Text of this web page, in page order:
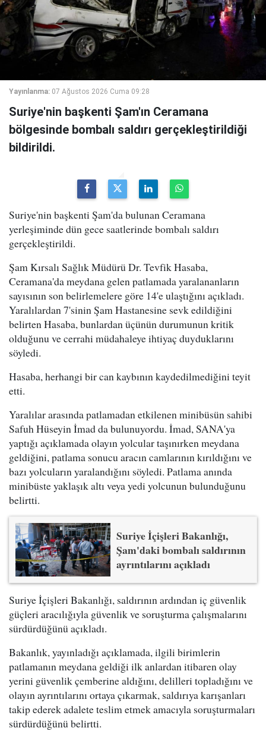
Yayınlanma: 07 Ağustos 2026 Cuma 09:28
Suriye'nin başkenti Şam'ın Ceramana
bölgesinde bombalı saldırı gerçekleştirildiği
bildirildi.
Suriye'nin başkenti Şam'da bulunan Ceramana
yerleşiminde dün gece saatlerinde bombalı saldırı
gerçekleştirildi.
Şam Kırsalı Sağlık Müdürü Dr. Tevfik Hasaba,
Ceramana'da meydana gelen patlamada yaralananların
sayısının son belirlemelere göre 14'e ulaştığını açıkladı.
Yaralılardan 7'sinin Şam Hastanesine sevk edildiğini
belirten Hasaba, bunlardan üçünün durumunun kritik
olduğunu ve cerrahi müdahaleye ihtiyaç duyduklarını
söyledi.
Hasaba, herhangi bir can kaybının kaydedilmediğini teyit
etti.
Yaralılar arasında patlamadan etkilenen minibüsün sahibi
Safuh Hüseyin İmad da bulunuyordu. İmad, SANA'ya
yaptığı açıklamada olayın yolcular taşınırken meydana
geldiğini, patlama sonucu aracın camlarının kırıldığını ve
bazı yolcuların yaralandığını söyledi. Patlama anında
minibüste yaklaşık altı veya yedi yolcunun bulunduğunu
belirtti.
Suriye İçişleri Bakanlığı,
Şam'daki bombalı saldırının
ayrıntılarını açıkladı
Suriye İçişleri Bakanlığı, saldırının ardından iç güvenlik
güçleri aracılığıyla güvenlik ve soruşturma çalışmalarını
sürdürdüğünü açıkladı.
Bakanlık, yayınladığı açıklamada, ilgili birimlerin
patlamanın meydana geldiği ilk anlardan itibaren olay
yerini güvenlik çemberine aldığını, delilleri topladığını ve
olayın ayrıntılarını ortaya çıkarmak, saldırıya karışanları
takip ederek adalete teslim etmek amacıyla soruşturmaları
sürdürdüğünü belirtti.